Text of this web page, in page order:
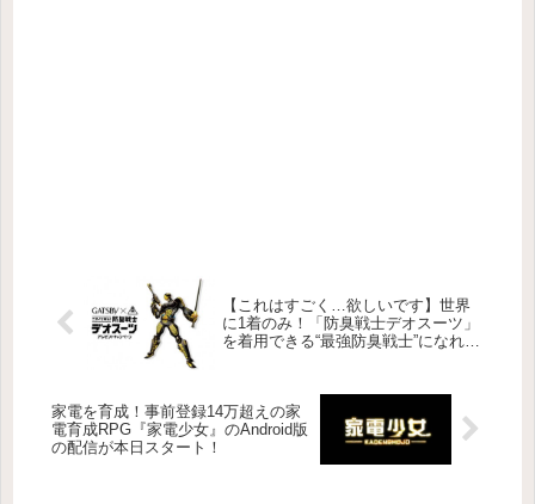
【これはすごく…欲しいです】世界
に1着のみ！「防臭戦士デオスーツ」
を着用できる“最強防臭戦士”になれる
家電を育成！事前登録14万超えの家
電育成RPG『家電少女』のAndroid版
の配信が本日スタート！